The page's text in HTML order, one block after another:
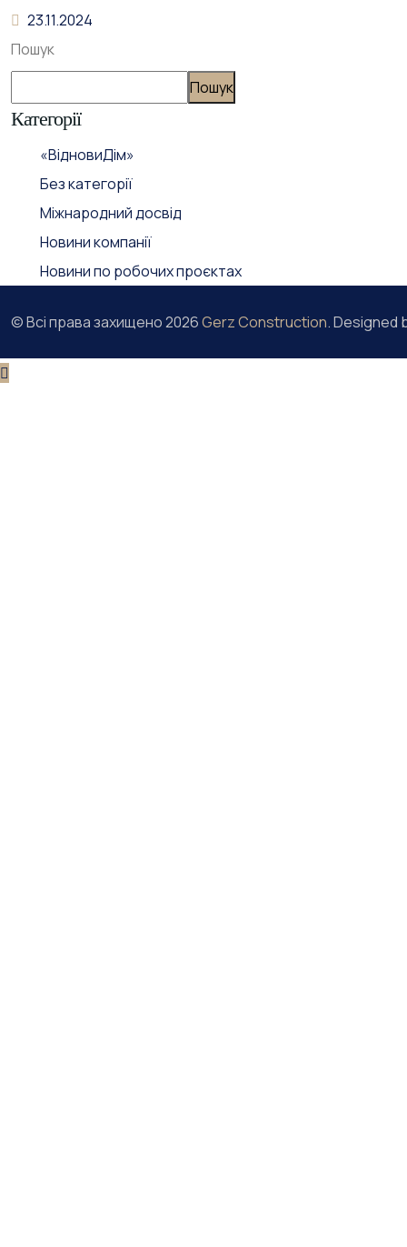
23.11.2024
Пошук
Пошук
Категорії
«ВідновиДім»
Без категорії
Міжнародний досвід
Новини компанії
Новини по робочих проєктах
© Всі права захищено2026Gerz Construction. Designed